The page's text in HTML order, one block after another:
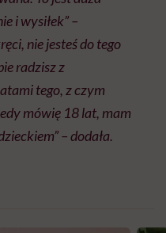
i wysiłek” –
nie jesteś do tego
radzisz z
tego, z czym
mówię 18 lat, mam
– dodała.